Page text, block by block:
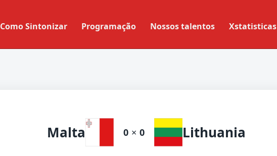
Como Sintonizar Programação Nossos talentos Xstatisticas
Malta 0 × 0 Lithuania